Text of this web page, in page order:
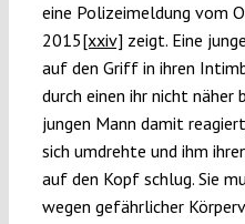
eine Polizeimeldung vom
2015[xxiv] zeigt. Eine
auf den Griff in ihren
durch einen ihr nicht näher
jungen Mann damit
sich umdrehte und ihm
auf den Kopf schlug. Sie
wegen gefährlicher